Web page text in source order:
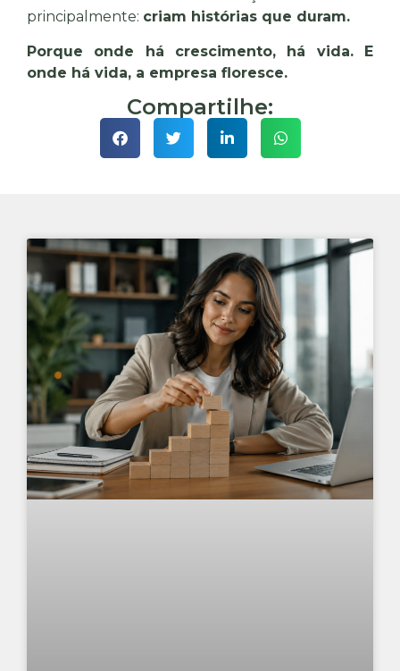
principalmente: criam histórias que duram.
Porque onde há crescimento, há vida. E
onde há vida, a empresa floresce.
Compartilhe: